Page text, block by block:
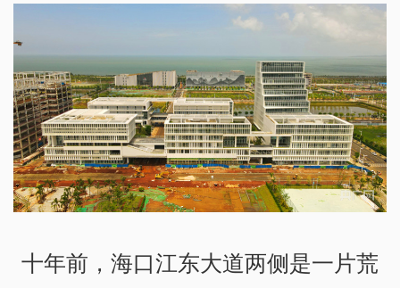
十年前，海口江东大道两侧是一片荒